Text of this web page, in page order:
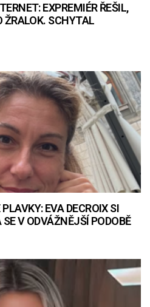
EXPREMIÉR ŘEŠIL,
ŽRALOK. SCHYTAL
EVA DECROIX SI
V ODVÁŽNĚJŠÍ PODOBĚ